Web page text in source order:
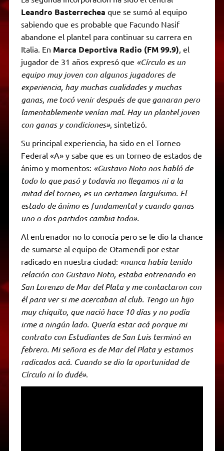
Leandro Basterrechea que se sumó al equipo
sabiendo que es probable que Facundo Nasif
abandone el plantel para continuar su carrera en
Italia. En Marca Deportiva Radio (FM 99.9), el
jugador de 31 años expresó que «Círculo es un
equipo muy joven con algunos jugadores de
experiencia, hay muchas cualidades y muchas
ganas, me tocó venir después de que ganaran pero
lamentablemente venían mal. Hay un plantel joven
con ganas y condiciones», sintetizó.
Su principal experiencia, ha sido en el Torneo
Federal «A» y sabe que es un torneo de estados de
ánimo y momentos: «Gustavo Noto nos habló de
todo lo que pasó y todavía no llegamos ni a la
mitad del torneo, es un certamen larguísimo. El
estado de ánimo es fundamental y cuando ganas
uno o dos partidos cambia todo».
Al entrenador no lo conocía pero se le dio la chance
de sumarse al equipo de Otamendi por estar
radicado en nuestra ciudad: «nunca había tenido
relación con Gustavo Noto, estaba entrenando en
San Lorenzo de Mar del Plata y me contactaron con
él para ver si me acercaban al club. Tengo un hijo
muy chiquito, que nació hace 10 días y no podía
irme a ningún lado. Quería estar acá porque mi
contrato con Estudiantes de San Luis terminó en
febrero. Mi señora es de Mar del Plata y estamos
radicados acá. Cuando se dio la oportunidad de
Círculo ni lo dudé».